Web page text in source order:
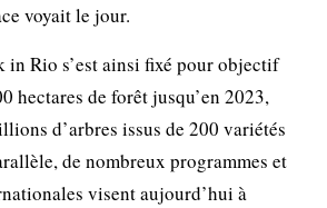
voyait le jour.
in Rio s’est ainsi fixé pour objectif
hectares de forêt jusqu’en 2023,
d’arbres issus de 200 variétés
de nombreux programmes et
visent aujourd’hui à